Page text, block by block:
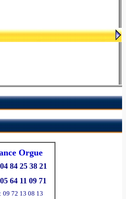
Orgue
04 84 25 38 21
05 64 11 09 71
09 72 13 08 13